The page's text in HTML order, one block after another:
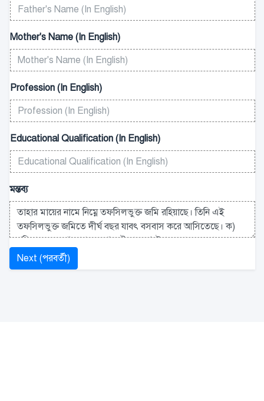
Mother's Name (In English)
Profession (In English)
Educational Qualification (In English)
মন্তব্য
Next (পরবর্তী)